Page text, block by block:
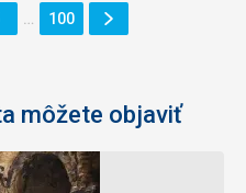
Stránka
100
Ďalšie
Stránka
môžete objaviť